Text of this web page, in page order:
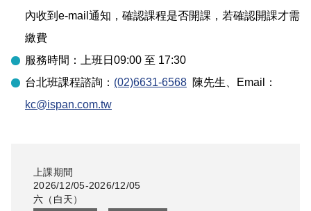
內收到e-mail通知，確認課程是否開課，若確認開課才需
繳費
服務時間：上班日09:00 至 17:30
台北班課程諮詢： (02)6631-6568 陳先生 、Email：
kc@ispan.com.tw
上課期間
2026/12/05-2026/12/05
六 （ 白天）